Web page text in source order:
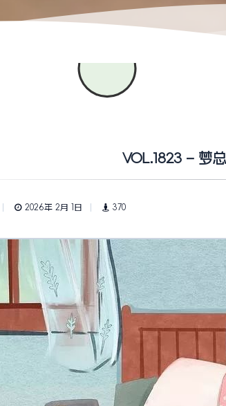
VOL.1823 – 梦
2026年 2月 1日 370